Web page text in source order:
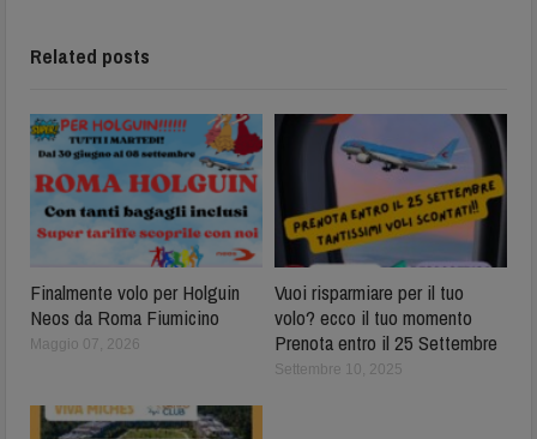
Related posts
Finalmente volo per Holguin
Neos da Roma Fiumicino
Maggio 07, 2026
Vuoi risparmiare per il tuo
volo? ecco il tuo momento
Prenota entro il 25 Settembre
Settembre 10, 2025